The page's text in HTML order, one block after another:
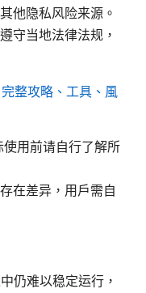
他隐私风险来源。
守当地法律法规，
整攻略、工具、風
用前请自行了解所
在差异，用户需自
仍难以稳定运行，